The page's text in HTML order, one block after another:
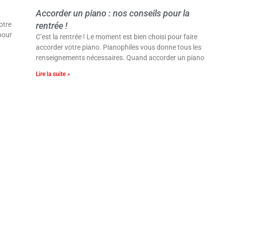
Accorder un piano : nos conseils pour la
rentrée !
C’est la rentrée ! Le moment est bien choisi pour faire
accorder votre piano. Pianophiles vous donne tous les
renseignements nécessaires. Quand accorder un piano
Lire la suite »